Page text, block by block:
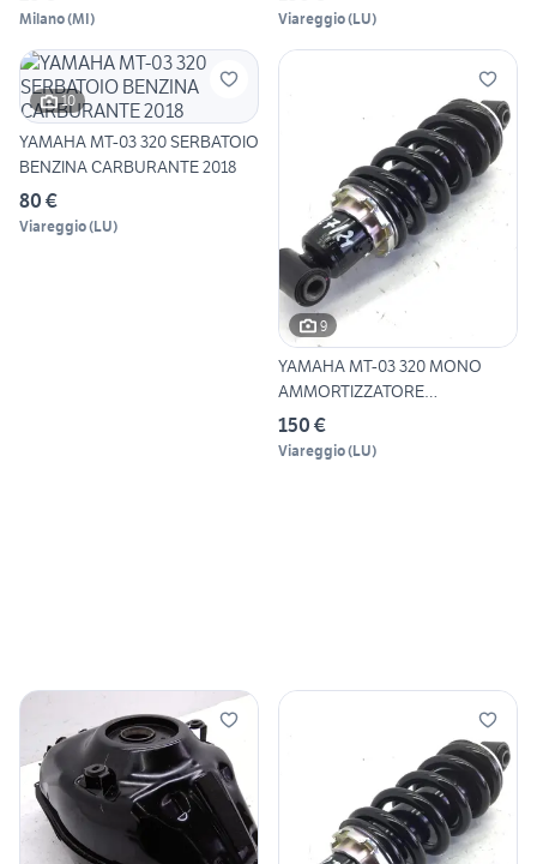
Milano(MI) Viareggio(LU)
10
YAMAHA MT-03 320 SERBATOIO
BENZINA CARBURANTE 2018
80 €
Viareggio(LU)
9
YAMAHA MT-03 320 MONO
AMMORTIZZATORE
POSTERIORE -
150 €
Viareggio(LU)